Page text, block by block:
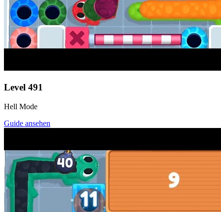
Level 491
Hell Mode
Guide ansehen